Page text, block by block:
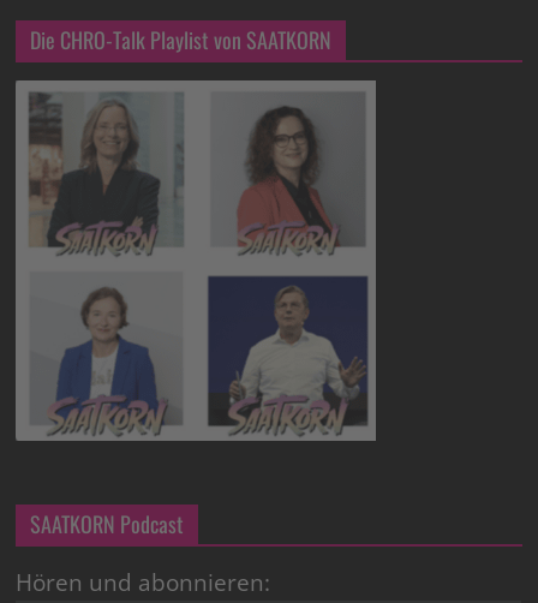
Die CHRO-Talk Playlist von SAATKORN
SAATKORN Podcast
Hören und abonnieren: